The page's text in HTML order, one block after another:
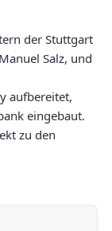
der Stuttgart
Salz, und
aufbereitet,
eingebaut.
zu den